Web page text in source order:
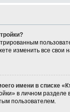
изменить все свои
имени в списке
в личном
пользователем.